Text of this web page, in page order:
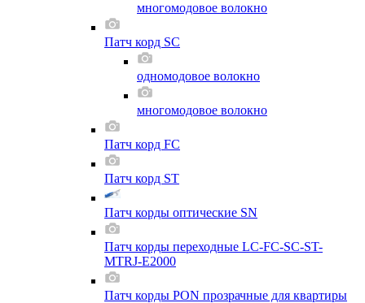
многомодовое волокно
Патч корд SC
одномодовое волокно
многомодовое волокно
Патч корд FC
Патч корд ST
Патч корды оптические SN
Патч корды переходные LC-FC-SC-ST-
MTRJ-E2000
Патч корды PON прозрачные для квартиры